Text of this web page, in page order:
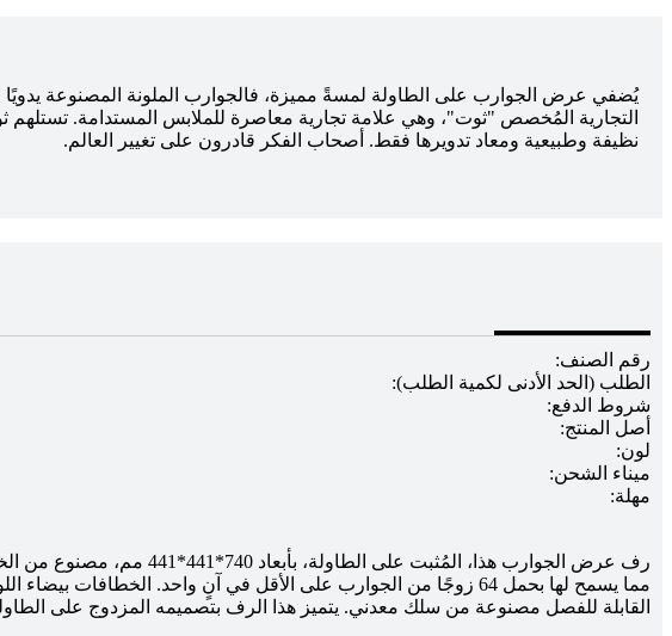
يُضفي عرض الجوارب على الطاولة لمسةً مميزة، فالجوارب الملونة المصنوعة يدويًا
التجارية المُخصص "ثوت"، وهي علامة تجارية معاصرة للملابس المستدامة. تستلهم
نظيفة وطبيعية ومعاد تدويرها فقط. أصحاب الفكر قادرون على تغيير العالم.
رقم الصنف:
الطلب (الحد الأدنى لكمية الطلب):
شروط الدفع:
أصل المنتج:
لون:
ميناء الشحن:
مهلة:
مما يسمح لها بحمل 64 زوجًا من الجوارب على الأقل في آنٍ واحد.
القابلة للفصل مصنوعة من سلك معدني. يتميز هذا الرف بتصميمه المزدوج على